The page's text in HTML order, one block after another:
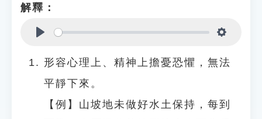
解釋：
形容心理上、精神上擔憂恐懼，無法
平靜下來。
【例】山坡地未做好水土保持，每到